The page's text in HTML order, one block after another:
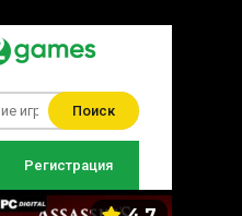
Поиск
Регистрация